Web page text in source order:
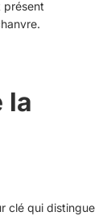
présent
la
clé qui distingue